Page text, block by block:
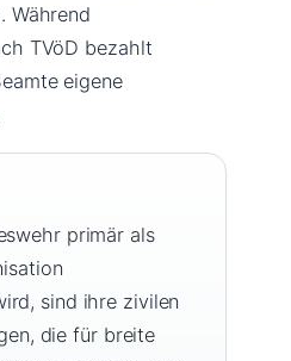
Während
TVöD bezahlt
eigene
primär als
sind ihre zivilen
die für breite